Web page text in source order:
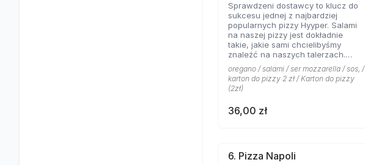
Sprawdzeni dostawcy to klucz do
sukcesu jednej z najbardziej
popularnych pizzy Hyyper. Salami
na naszej pizzy jest dokładnie
takie, jakie sami chcielibyśmy
znaleźć na naszych talerzach.
Aromat roztopionej mozarelli i
salami to coś obok czego miłośnicy
pizzy z mięsem nie przejdą
obojętnie!
oregano / salami / ser mozzarella / sos, /
karton do pizzy 2 zł / Karton do pizzy
(2zł)
36,00 zł
6. Pizza Napoli